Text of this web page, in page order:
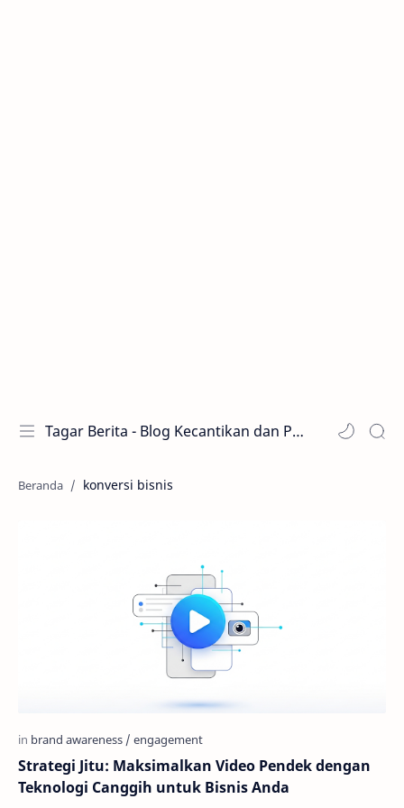
Tagar Berita - Blog Kecantikan dan Perawatan
konversi bisnis
Strategi Jitu: Maksimalkan Video Pendek dengan
Teknologi Canggih untuk Bisnis Anda